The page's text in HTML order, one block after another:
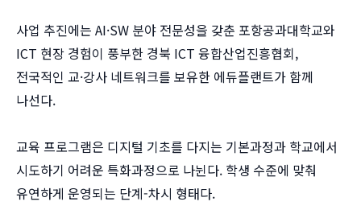
사업 추진에는 AI·SW 분야 전문성을 갖춘 포항공과대학교와
ICT 현장 경험이 풍부한 경북 ICT 융합산업진흥협회,
전국적인 교·강사 네트워크를 보유한 에듀플랜트가 함께
나선다.
교육 프로그램은 디지털 기초를 다지는 기본과정과 학교에서
시도하기 어려운 특화과정으로 나뉜다. 학생 수준에 맞춰
유연하게 운영되는 단계-차시 형태다.